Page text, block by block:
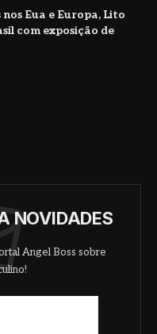
Eua e Europa, Lito
com exposição de
NOVIDADES
Angel Boss sobre